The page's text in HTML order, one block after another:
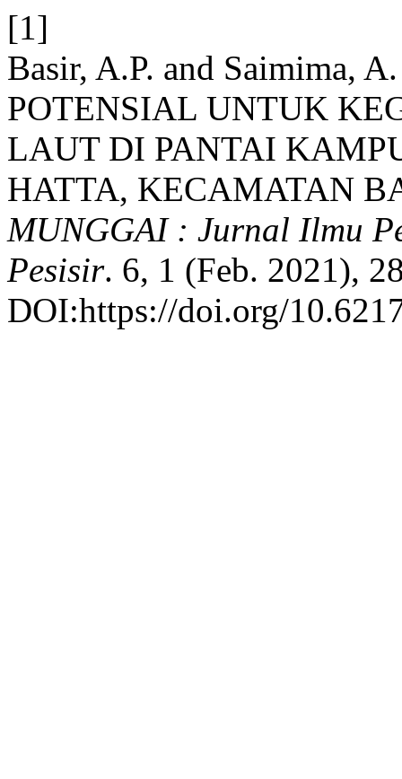
[1]
Basir, A.P. and Saimima,
POTENSIAL UNTUK
LAUT DI PANTAI
HATTA, KECAMATAN
MUNGGAI : Jurnal Ilmu
Pesisir. 6, 1 (Feb. 2021),
DOI:https://doi.org/